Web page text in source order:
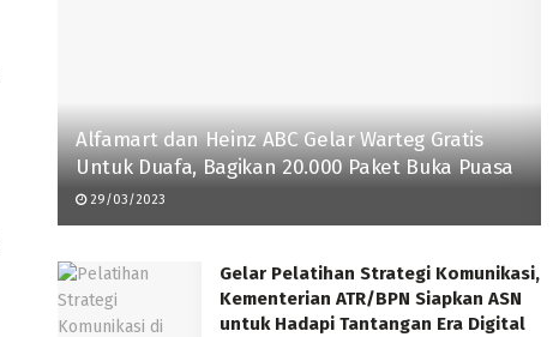
Alfamart dan Heinz ABC Gelar Warteg Gratis
Untuk Duafa, Bagikan 20.000 Paket Buka Puasa
29/03/2023
Gelar Pelatihan Strategi Komunikasi,
Kementerian ATR/BPN Siapkan ASN
untuk Hadapi Tantangan Era Digital